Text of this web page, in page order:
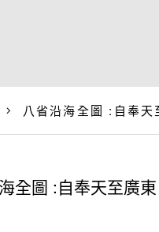
八省沿海全圖 :自奉天
全圖 :自奉天至廣東